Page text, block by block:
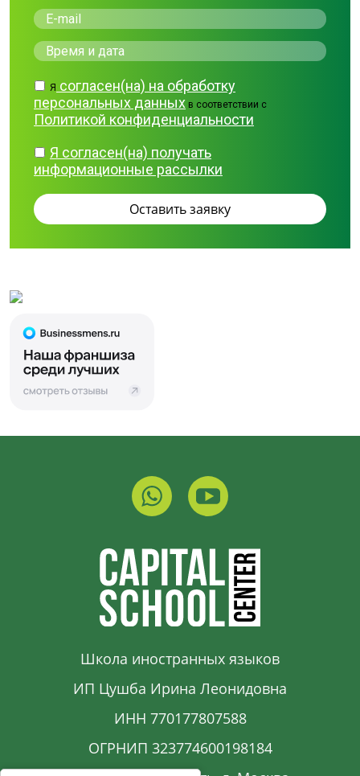
Я согласен(на) на обработку
персональных данных в соответствии с
Политикой конфиденциальности
Я согласен(на) получать
информационные рассылки
Школа иностранных языков
ИП Цушба Ирина Леонидовна
ИНН 770177807588
ОГРНИП 323774600198184